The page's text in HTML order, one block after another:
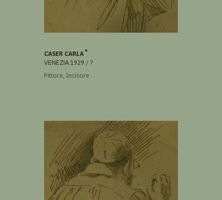
CASER CARLA
VENEZIA 1929 / ?
Pittore, Incisore